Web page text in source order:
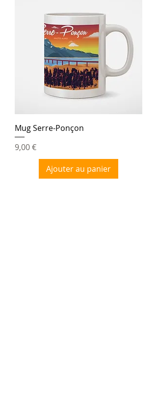
Mug Serre-Ponçon
Prix
9,00 €
Ajouter au panier